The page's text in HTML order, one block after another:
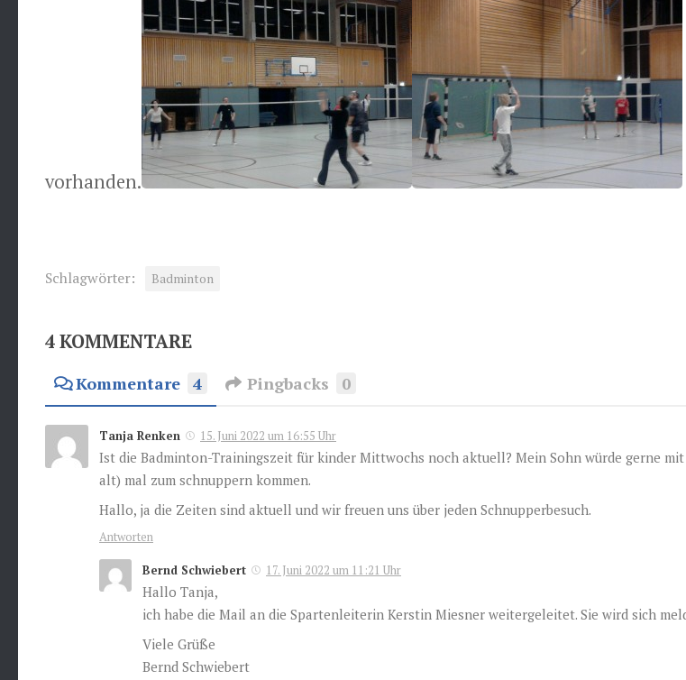
vorhanden.
Schlagwörter: Badminton
4 KOMMENTARE
Kommentare 4 Pingbacks 0
Tanja Renken 15. Juni 2022 um 16:55 Uhr
Ist die Badminton-Trainingszeit für kinder Mittwochs noch aktuell? Mein Sohn würde gerne mit
alt) mal zum schnuppern kommen.
Hallo, ja die Zeiten sind aktuell und wir freuen uns über jeden Schnupperbesuch.
Antworten
Bernd Schwiebert 17. Juni 2022 um 11:21 Uhr
Hallo Tanja,
ich habe die Mail an die Spartenleiterin Kerstin Miesner weitergeleitet. Sie wird sich
Viele Grüße
Bernd Schwiebert